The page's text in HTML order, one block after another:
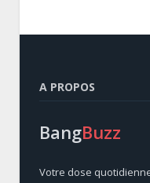
A PROPOS
BangBuzz
Votre dose